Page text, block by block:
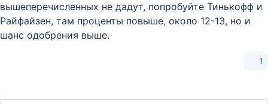
вышеперечисленных не дадут, попробуйте Тинькофф и
Райфайзен, там проценты повыше, около 12-13, но и
шанс одобрения выше.
1